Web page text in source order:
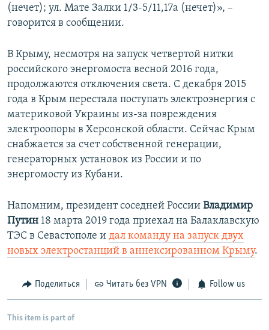
(нечет); ул. Мате Залки 1/3-5/11,17а (нечет)», –
говорится в сообщении.
В Крыму, несмотря на запуск четвертой нитки
российского энергомоста весной 2016 года,
продолжаются отключения света. С декабря 2015
года в Крым перестала поступать электроэнергия с
материковой Украины из-за повреждения
электроопоры в Херсонской области. Сейчас Крым
снабжается за счет собственной генерации,
генераторных установок из России и по
энергомосту из Кубани.
Напомним, президент соседней России Владимир
Путин 18 марта 2019 года приехал на Балаклавскую
ТЭС в Севастополе и дал команду на запуск двух
новых электростанций в аннексированном Крыму.
Поделиться Читать без VPN Follow us
This item is part of